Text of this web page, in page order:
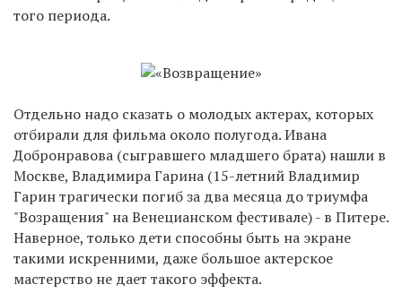
того периода.
Отдельно надо сказать о молодых актерах, которых
отбирали для фильма около полугода. Ивана
Добронравова (сыгравшего младшего брата) нашли в
Москве, Владимира Гарина (15-летний Владимир
Гарин трагически погиб за два месяца до триумфа
"Возращения" на Венецианском фестивале) - в Питере.
Наверное, только дети способны быть на экране
такими искренними, даже большое актерское
мастерство не дает такого эффекта.